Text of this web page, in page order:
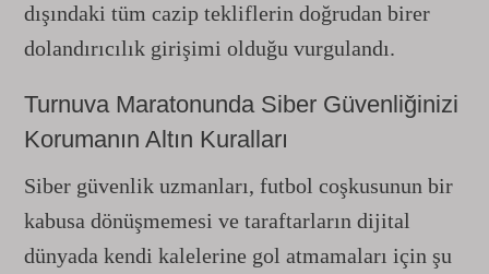
dışındaki tüm cazip tekliflerin doğrudan birer
dolandırıcılık girişimi olduğu vurgulandı.
Turnuva Maratonunda Siber Güvenliğinizi
Korumanın Altın Kuralları
Siber güvenlik uzmanları, futbol coşkusunun bir
kabusa dönüşmemesi ve taraftarların dijital
dünyada kendi kalelerine gol atmamaları için şu